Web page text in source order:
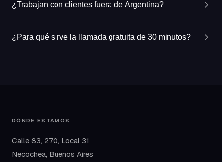
¿Trabajan con clientes fuera de Argentina?
¿Para qué sirve la llamada gratuita de 30 minutos?
DÓNDE ESTAMOS
Calle 83, 270, Local 31
Necochea, Buenos Aires